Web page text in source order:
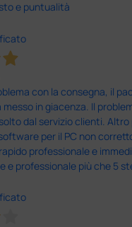
e puntualità
con la consegna, il
in giacenza. Il
dal servizio clienti. Altro
per il PC non
professionale e
e professionale più che 5